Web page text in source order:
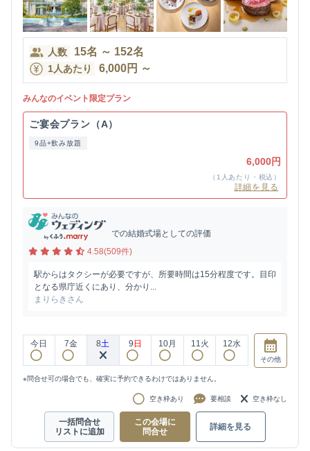
人数 15名 ～ 152名
1人あたり 6,000円 ～
みんなのイベント限定プラン
ご宴会プラン（A）
9品+飲み放題
6,000円
（1人あたり・税込）
詳細を見る
での結婚式場としての評価
4.58(509件)
駅からはタクシーが必要ですが、所要時間は15分程度です。目印
となる県庁近くにあり、分かり...
まりらきさん
今日 7金 8土 9 日 10月 11火 12水
その他
※問合せ可の場合でも、確実に予約できるわけではありません。
空き枠あり 要相談 空き枠なし
一括問合せ
リストに追加
この会場に
問合せ
詳細を見る